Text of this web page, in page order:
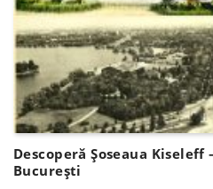
Descoperă Șoseaua
Bucureşti